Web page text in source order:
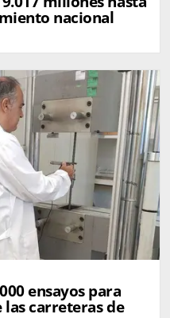
nacional
ensayos para
carreteras de